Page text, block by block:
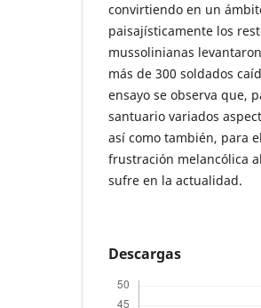
convirtiendo en un
paisajísticamente los
mussolinianas
más de 300 soldados
ensayo se observa que,
santuario variados
así como también, para
frustración melancólica
sufre en la actualidad.
Descargas